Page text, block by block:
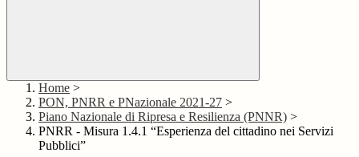
Home >
PON, PNRR e PNazionale 2021-27 >
Piano Nazionale di Ripresa e Resilienza (PNNR) >
PNRR - Misura 1.4.1 “Esperienza del cittadino nei Servizi
Pubblici”